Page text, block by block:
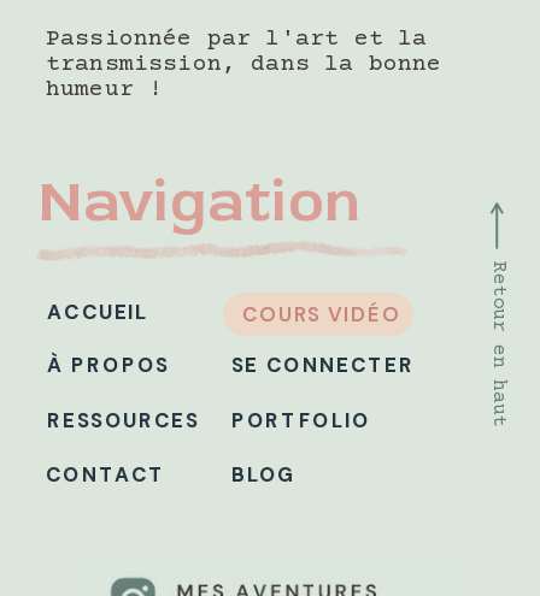
ACCUEIL
PORTFOLIO
Navigation
COURS VIDÉO
BLOG
RESSOURCES
À PROPOS
CONTACT
Retour en haut
SE CONNECTER
Passionnée par l'art et la
transmission, dans la bonne
humeur !